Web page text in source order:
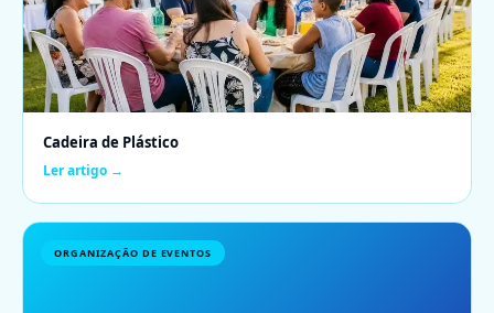
Cadeira de Plástico
Ler artigo →
ORGANIZAÇÃO DE EVENTOS